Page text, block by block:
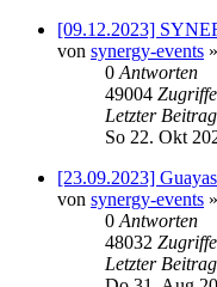
[09.12.2023]
von synergy-events »
0 Antworten
49004 Zugriffe
Letzter Beitrag
So 22. Okt
[23.09.2023]
von synergy-events »
0 Antworten
48032 Zugriffe
Letzter Beitrag